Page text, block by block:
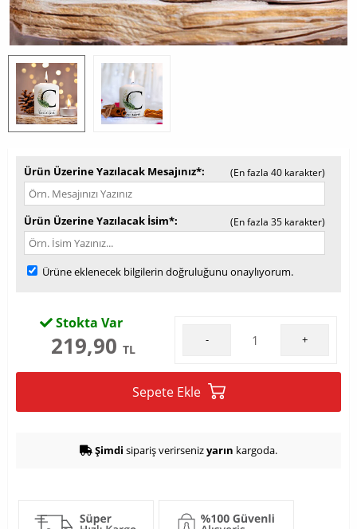
Ürün Üzerine Yazılacak Mesajınız* (En fazla 40 karakter)
Ürün Üzerine Yazılacak İsim* (En fazla 35 karakter)
Ürüne eklenecek bilgilerin doğruluğunu onaylıyorum.
Stokta Var
219,90 TL
- +
Sepete Ekle
Şimdi sipariş verirsenizyarın kargoda.